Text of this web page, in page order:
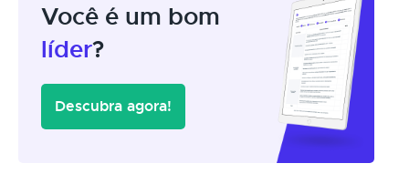
Você é um bom
líder?
Descubra agora!